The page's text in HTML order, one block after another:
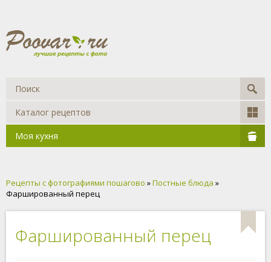
Каталог рецептов
Моя кухня
Рецепты с фотографиями пошагово »Постные блюда »
Фаршированный перец
Фаршированный перец